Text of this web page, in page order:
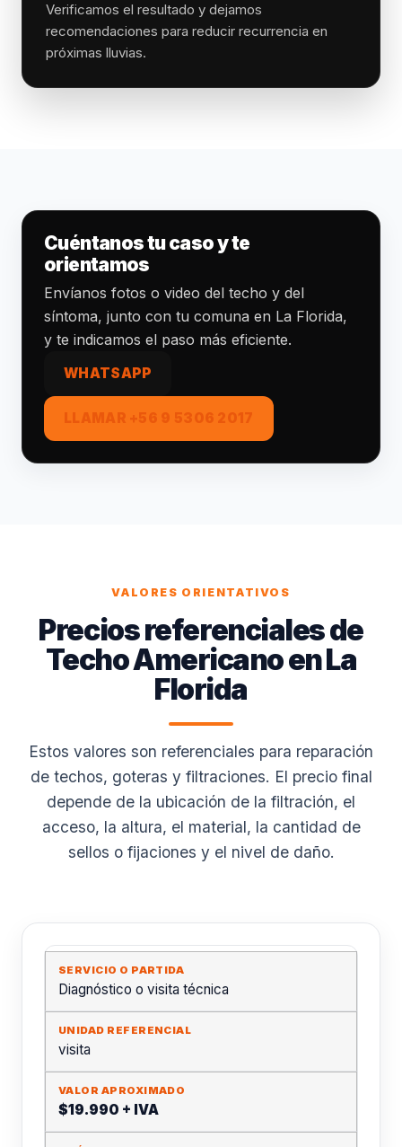
Verificamos el resultado y dejamos
recomendaciones para reducir recurrencia en
próximas lluvias.
Cuéntanos tu caso y te
orientamos
Envíanos fotos o video del techo y del
síntoma, junto con tu comuna en La Florida,
y te indicamos el paso más eficiente.
WHATSAPP
LLAMAR +56 9 5306 2017
VALORES ORIENTATIVOS
Precios referenciales de
Techo Americano en La
Florida
Estos valores son referenciales para reparación
de techos, goteras y filtraciones. El precio final
depende de la ubicación de la filtración, el
acceso, la altura, el material, la cantidad de
sellos o fijaciones y el nivel de daño.
Diagnóstico o visita técnica
visita
$19.990 + IVA